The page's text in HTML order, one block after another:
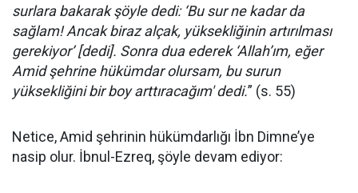
surlara bakarak şöyle dedi: ‘Bu sur ne kadar da
sağlam! Ancak biraz alçak, yüksekliğinin artırılması
gerekiyor’ [dedi]. Sonra dua ederek ‘Allah’ım, eğer
Amid şehrine hükümdar olursam, bu surun
yüksekliğini bir boy arttıracağım' dedi.” (s. 55)
Netice, Amid şehrinin hükümdarlığı İbn Dimne’ye
nasip olur. İbnul-Ezreq, şöyle devam ediyor: